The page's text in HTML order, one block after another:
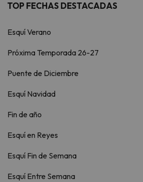
TOP FECHAS DESTACADAS
Esquí Verano
Próxima Temporada 26-27
Puente de Diciembre
Esquí Navidad
Fin de año
Esquí en Reyes
Esquí Fin de Semana
Esquí Entre Semana